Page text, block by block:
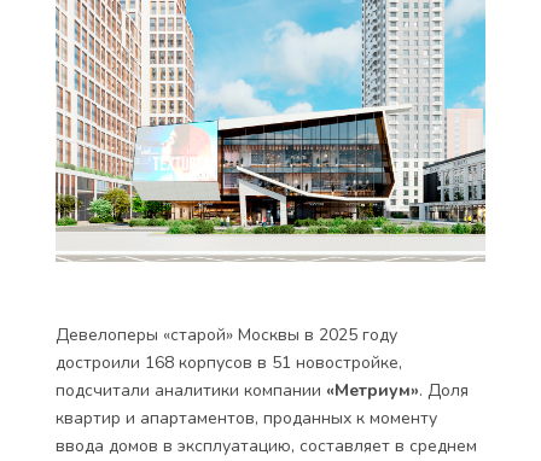
Девелоперы «старой» Москвы в 2025 году
достроили 168 корпусов в 51 новостройке,
подсчитали аналитики компании «Метриум». Доля
квартир и апартаментов, проданных к моменту
ввода домов в эксплуатацию, составляет в среднем